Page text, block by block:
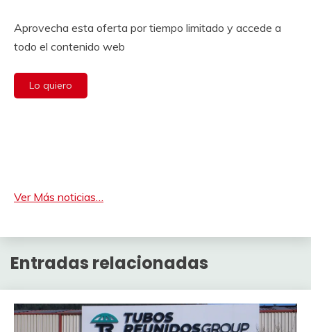
Aprovecha esta oferta por tiempo limitado y accede a
todo el contenido web
Lo quiero
Ver Más noticias…
Entradas relacionadas